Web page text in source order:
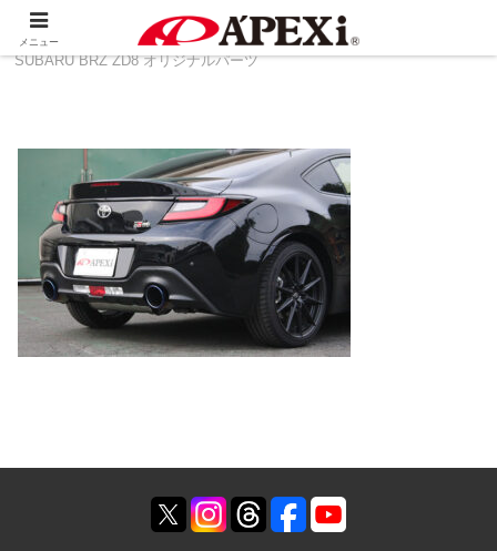
製品情報 その他
TOYOTA 86 ZN8 ＆
SUBARU BRZ ZD8 オリジナルパーツ
メニュー